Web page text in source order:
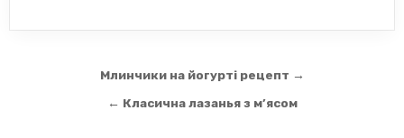
НавігаціяМлинчики на йогурті рецепт →
← Класична лазанья з м’ясом